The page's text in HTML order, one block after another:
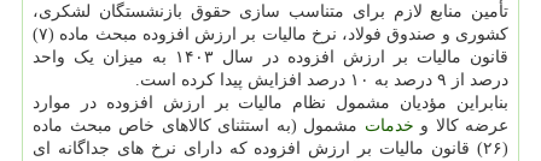
تأمین منابع لازم برای متناسب سازی حقوق بازنشستگان لشکری،
کشوری و صندوق فولاد، نرخ مالیات بر ارزش افزوده مبحث ماده (۷)
قانون مالیات بر ارزش افزوده در سال ۱۴۰۳ به میزان یک واحد
درصد از ۹ درصد به ۱۰ درصد افزایش پیدا کرده است.
بنابراین مؤدیان مشمول نظام مالیات بر ارزش افزوده در موارد
عرضه کالا و خدمات مشمول (به استثنای کالاهای خاص مبحث ماده
(۲۶) قانون مالیات بر ارزش افزوده که دارای نرخ های جداگانه ای